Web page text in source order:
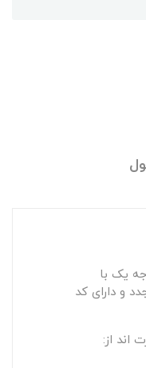
یک با
و دارای کد
اند از: